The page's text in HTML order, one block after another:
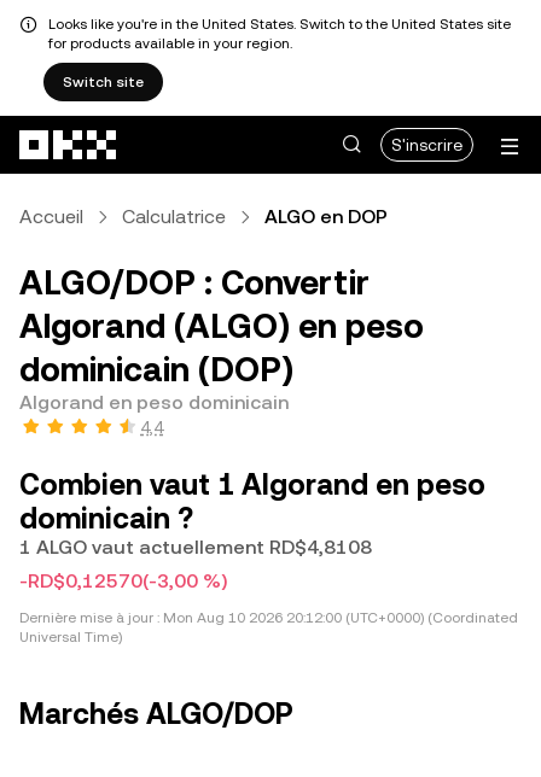
Looks like you're in the United States. Switch to the United States site
for products available in your region.
Switch site
S'inscrire
Accueil Calculatrice ALGO en DOP
ALGO/DOP : Convertir
Algorand (ALGO) en peso
dominicain (DOP)
Algorand en peso dominicain
4,4
Combien vaut 1 Algorand en peso
dominicain ?
1 ALGO vaut actuellement RD$4,8108
-RD$0,12570(-3,00 %)
Dernière mise à jour : Mon Aug 10 2026 20:12:00 (UTC+0000) (Coordinated
Universal Time)
Marchés ALGO/DOP